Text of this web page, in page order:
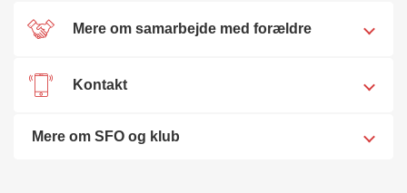
Mere om samarbejde med forældre
Kontakt
Mere om SFO og klub